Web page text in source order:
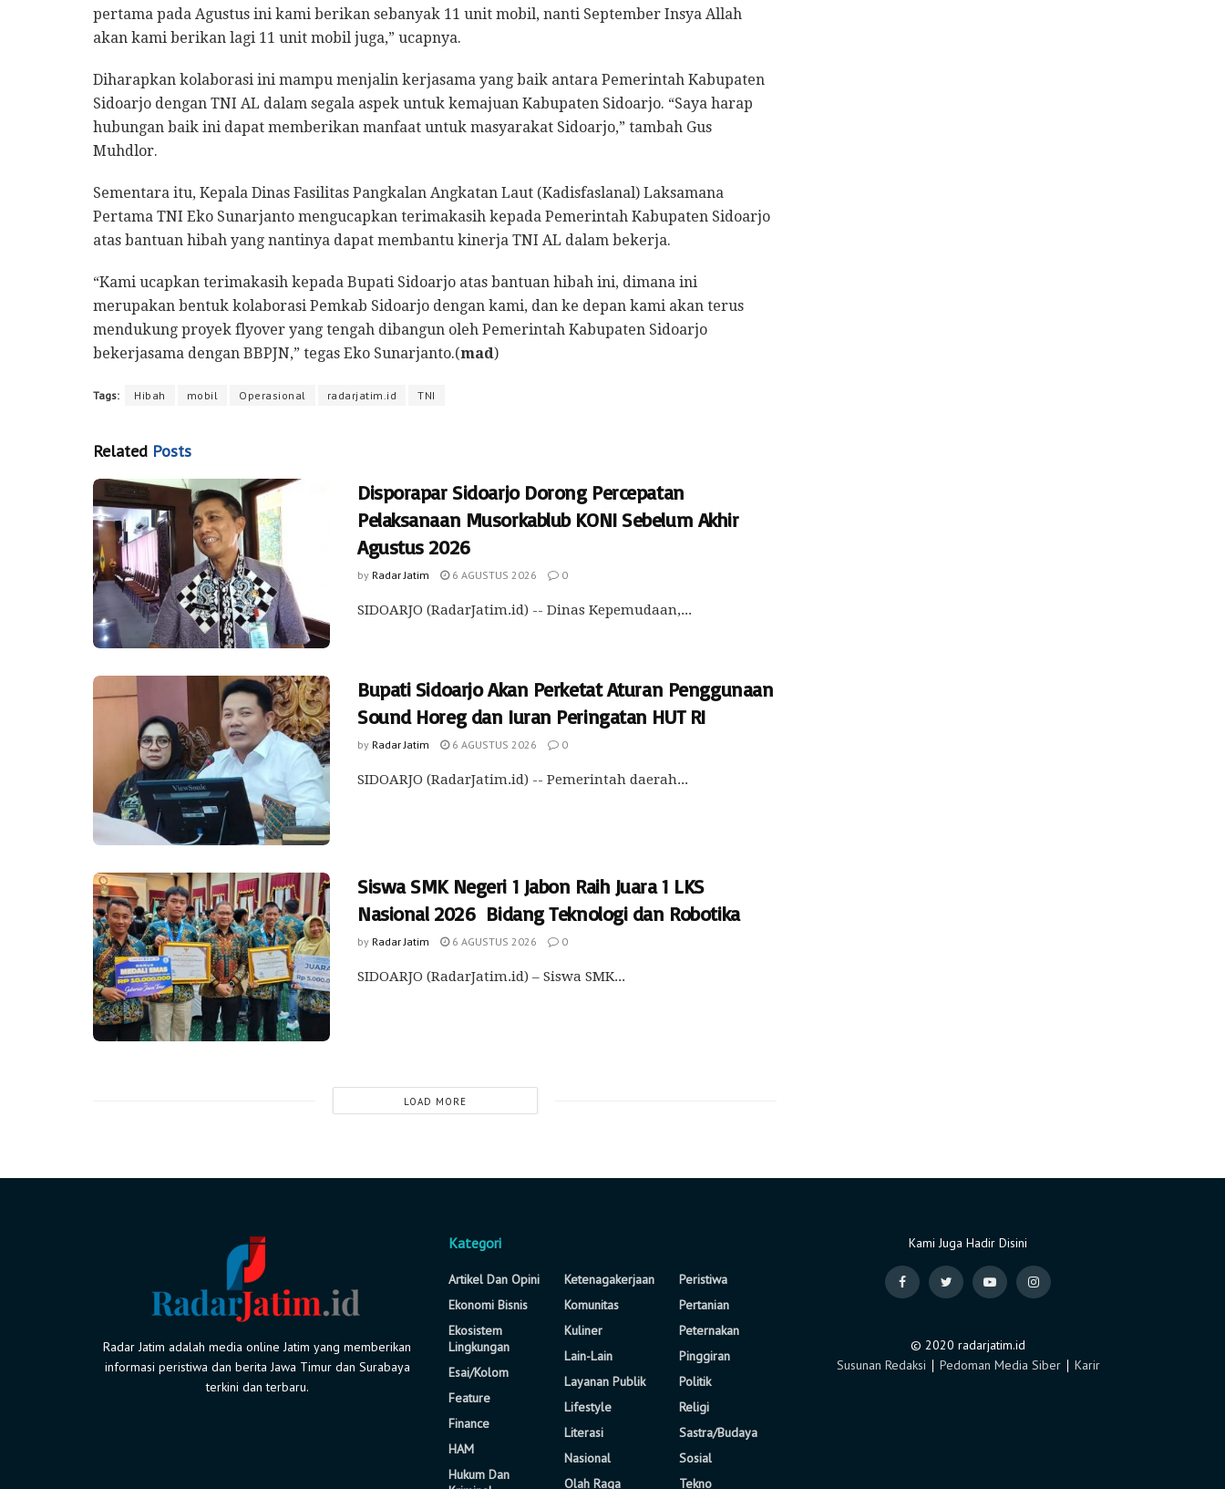
pertama pada Agustus ini kami berikan sebanyak 11 unit mobil, nanti September Insya Allah
akan kami berikan lagi 11 unit mobil juga,” ucapnya.
Diharapkan kolaborasi ini mampu menjalin kerjasama yang baik antara Pemerintah Kabupaten
Sidoarjo dengan TNI AL dalam segala aspek untuk kemajuan Kabupaten Sidoarjo. “Saya harap
hubungan baik ini dapat memberikan manfaat untuk masyarakat Sidoarjo,” tambah Gus
Muhdlor.
Sementara itu, Kepala Dinas Fasilitas Pangkalan Angkatan Laut (Kadisfaslanal) Laksamana
Pertama TNI Eko Sunarjanto mengucapkan terimakasih kepada Pemerintah Kabupaten Sidoarjo
atas bantuan hibah yang nantinya dapat membantu kinerja TNI AL dalam bekerja.
“Kami ucapkan terimakasih kepada Bupati Sidoarjo atas bantuan hibah ini, dimana ini
merupakan bentuk kolaborasi Pemkab Sidoarjo dengan kami, dan ke depan kami akan terus
mendukung proyek flyover yang tengah dibangun oleh Pemerintah Kabupaten Sidoarjo
bekerjasama dengan BBPJN,” tegas Eko Sunarjanto.(mad)
Tags: Hibah mobil Operasional radarjatim.id TNI
Related Posts
Disporapar Sidoarjo Dorong Percepatan
Pelaksanaan Musorkablub KONI Sebelum Akhir
Agustus 2026
by Radar Jatim 6 AGUSTUS 2026 0
SIDOARJO (RadarJatim.id) -- Dinas Kepemudaan,...
Bupati Sidoarjo Akan Perketat Aturan Penggunaan
Sound Horeg dan Iuran Peringatan HUT RI
by Radar Jatim 6 AGUSTUS 2026 0
SIDOARJO (RadarJatim.id) -- Pemerintah daerah...
Siswa SMK Negeri 1 Jabon Raih Juara 1 LKS
Nasional 2026 Bidang Teknologi dan Robotika
by Radar Jatim 6 AGUSTUS 2026 0
SIDOARJO (RadarJatim.id) – Siswa SMK...
LOAD MORE
Radar Jatim adalah media online Jatim yang memberikan
informasi peristiwa dan berita Jawa Timur dan Surabaya
terkini dan terbaru.
Kategori
Artikel Dan Opini
Ekonomi Bisnis
Ekosistem
Lingkungan
Esai/Kolom
Feature
Finance
HAM
Hukum Dan
Ketenagakerjaan
Komunitas
Kuliner
Lain-Lain
Layanan Publik
Lifestyle
Literasi
Nasional
Olah Raga
Peristiwa
Pertanian
Peternakan
Pinggiran
Politik
Religi
Sastra/Budaya
Sosial
Tekno
Kami Juga Hadir Disini
© 2020 radarjatim.id
Susunan Redaksi ∣ Pedoman Media Siber∣ Karir